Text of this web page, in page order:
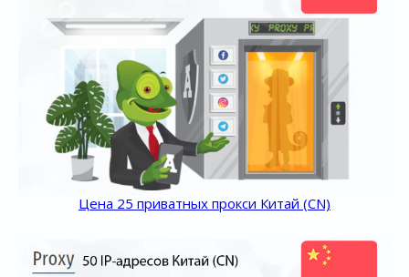
Цена 25 приватных прокси Китай (CN)